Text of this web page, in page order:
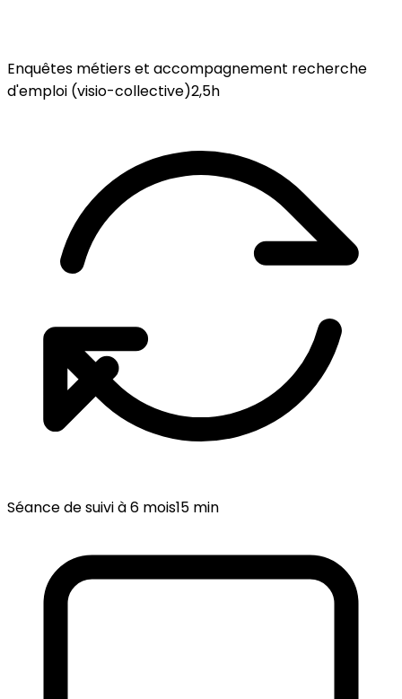
Enquêtes métiers et accompagnement recherche
d'emploi (visio-collective)2,5h
Séance de suivi à 6 mois15 min